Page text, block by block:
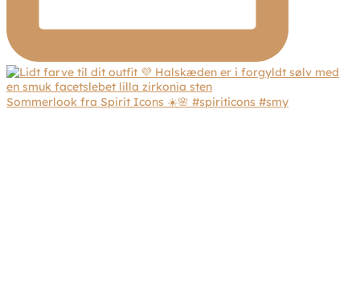
Sommerlook fra Spirit Icons ☀️🌸 #spiriticons #smy